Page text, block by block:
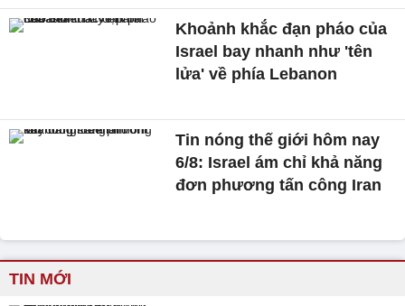
Khoảnh khắc đạn pháo của
Israel bay nhanh như 'tên
lửa' về phía Lebanon
Tin nóng thế giới hôm nay
6/8: Israel ám chỉ khả năng
đơn phương tấn công Iran
TIN MỚI